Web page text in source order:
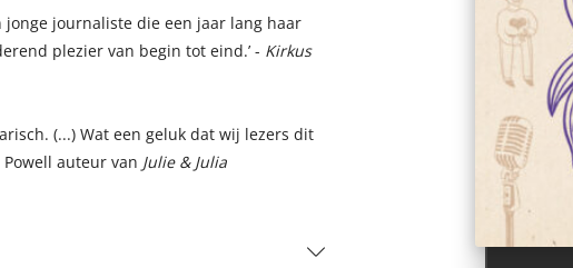
jonge journaliste die een jaar lang haar
plezier van begin tot eind.’ - Kirkus
(...) Wat een geluk dat wij lezers dit
Powell auteur van Julie & Julia